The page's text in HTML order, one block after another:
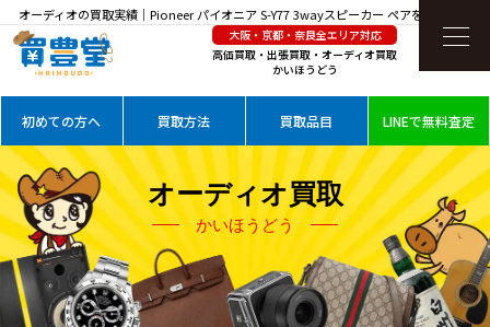
オーディオの買取実績｜Pioneer パイオニア S-Y77 3wayスピーカー ペアを高価買取
大阪・京都・奈良全エリア対応
高価買取・出張買取・オーディオ買取
かいほうどう
初めての方へ 買取方法 買取品目 LINEで無料査定
オーディオ買取
かいほうどう